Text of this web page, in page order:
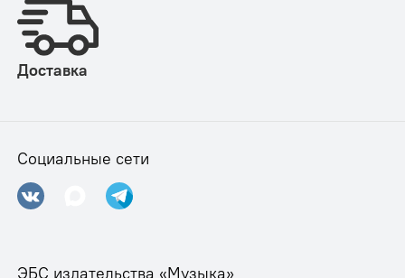
Доставка
Социальные сети
ЭБС издательства «Музыка»